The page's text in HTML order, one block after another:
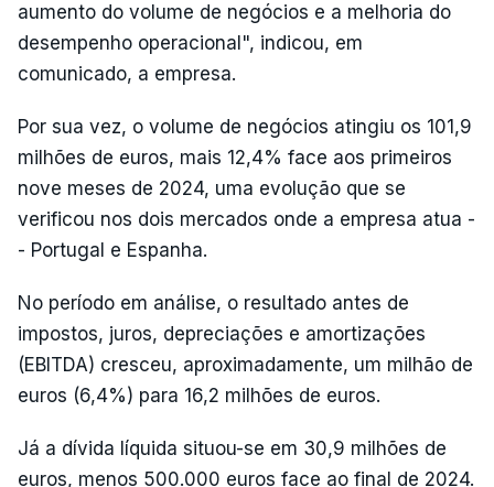
aumento do volume de negócios e a melhoria do
desempenho operacional", indicou, em
comunicado, a empresa.
Por sua vez, o volume de negócios atingiu os 101,9
milhões de euros, mais 12,4% face aos primeiros
nove meses de 2024, uma evolução que se
verificou nos dois mercados onde a empresa atua -
- Portugal e Espanha.
No período em análise, o resultado antes de
impostos, juros, depreciações e amortizações
(EBITDA) cresceu, aproximadamente, um milhão de
euros (6,4%) para 16,2 milhões de euros.
Já a dívida líquida situou-se em 30,9 milhões de
euros, menos 500.000 euros face ao final de 2024.